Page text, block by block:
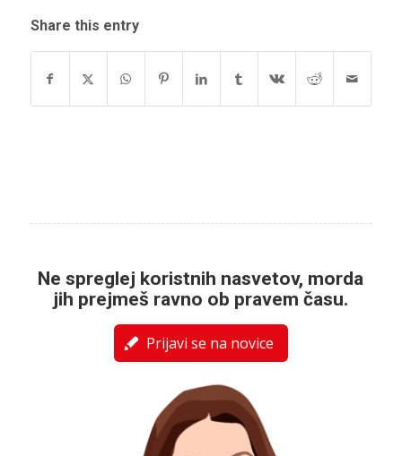
Share this entry
Ne spreglej koristnih nasvetov, morda
jih prejmeš ravno ob pravem času.
Prijavi se na novice